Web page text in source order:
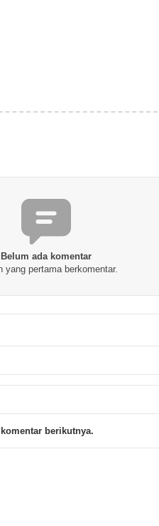
Belum ada komentar
yang pertama berkomentar.
berikutnya.